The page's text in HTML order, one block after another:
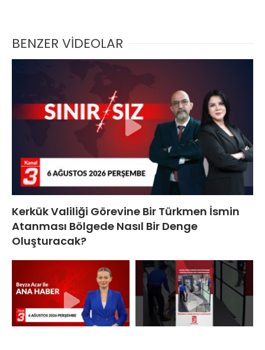
BENZER VİDEOLAR
Kerkük Valiliği Görevine Bir Türkmen İsmin
Atanması Bölgede Nasıl Bir Denge
Oluşturacak?